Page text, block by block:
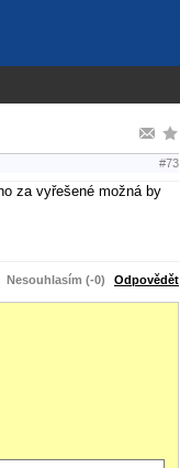
#73
za vyřešené možná by
Nesouhlasím (-0) Odpovědět